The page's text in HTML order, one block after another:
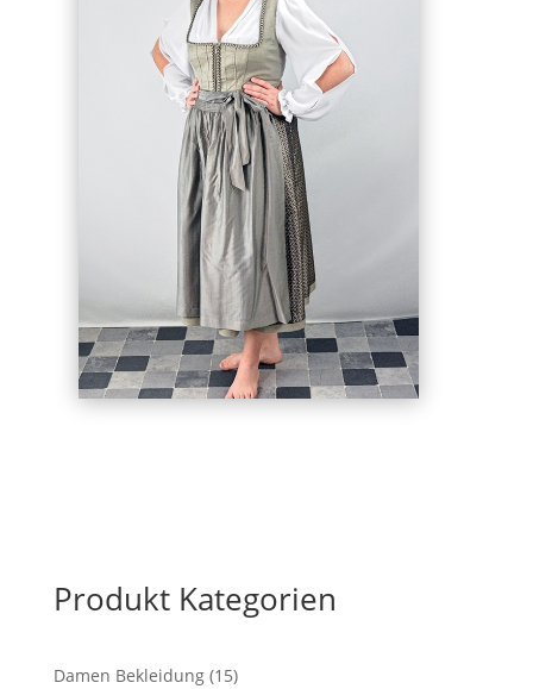
Produkt Kategorien
Damen Bekleidung 1515